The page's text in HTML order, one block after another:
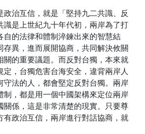
政治互信，就是「堅持九二共識、反
識是上世紀九十年代初，兩岸為了打
自的法律和體制淬鍊出來的智慧結
存異，進而展開協商，共同解決攸關
關的重要議題。而反對台獨，本來就
定，台獨危害台海安全，違背兩岸人
守法的人，都會堅定反對台獨。兩岸
制，都是用一個中國架構來定位兩岸
關係，這是非常清楚的現實。只要尊
有政治互信，兩岸進行對話協商，就